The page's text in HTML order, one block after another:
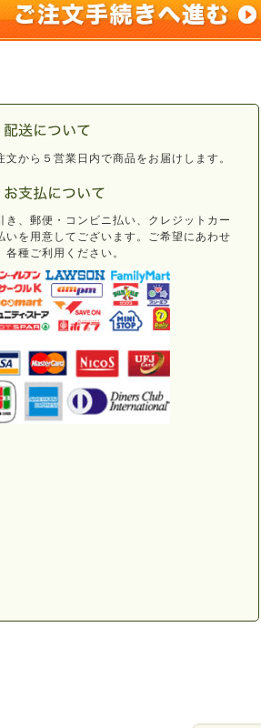
文から５営業日内で商品をお届けします。
き、郵便・コンビニ払い、クレジットカー
いを用意してございます。ご希望にあわせ
各種ご利用ください。